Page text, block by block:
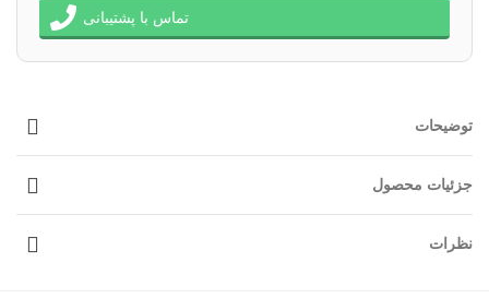
تماس با پشتیبانی
توضیحات
جزئیات محصول
نظرات